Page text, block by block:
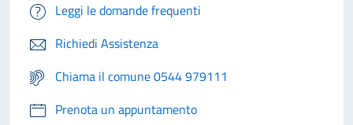
Leggi le domande frequenti
Richiedi Assistenza
Chiama il comune 0544 979111
Prenota un appuntamento